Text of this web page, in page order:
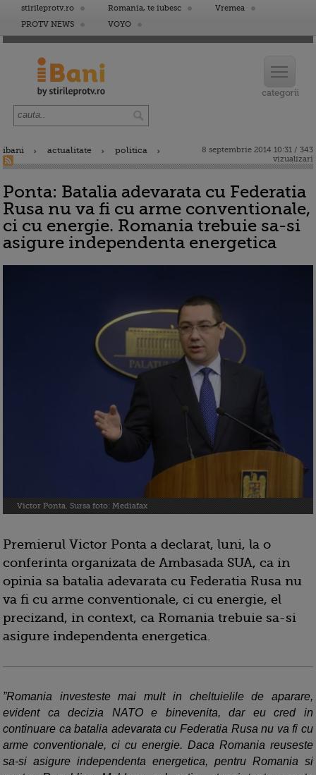
stirileprotv.ro Romania, te iubesc
Vremea
PROTV NEWS
VOYO
ibani actualitate politica
8 septembrie 2014 10:31 / 343
vizualizari
Ponta: Batalia adevarata cu Federatia
Rusa nu va fi cu arme conventionale,
ci cu energie. Romania trebuie sa-si
asigure independenta energetica
Victor Ponta. Sursa foto: Mediafax
Premierul Victor Ponta a declarat, luni, la o
conferinta organizata de Ambasada SUA, ca in
opinia sa batalia adevarata cu Federatia Rusa nu
va fi cu arme conventionale, ci cu energie, el
precizand, in context, ca Romania trebuie sa-si
asigure independenta energetica.
”Romania investeste mai mult in cheltuielile de aparare,
evident ca decizia NATO e binevenita, dar eu cred in
continuare ca batalia adevarata cu Federatia Rusa nu va fi cu
arme conventionale, ci cu energie. Daca Romania reuseste
sa-si asigure independenta energetica, pentru Romania si